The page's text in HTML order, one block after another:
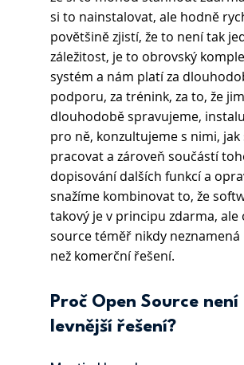
si to nainstalovat, ale hodně
povětšině zjistí, že to není tak
záležitost, je to obrovský
systém a nám platí za
podporu, za trénink, za to, že
dlouhodobě spravujeme,
pro ně, konzultujeme s nimi,
pracovat a zároveň součástí
dopisování dalších funkcí a
snažíme kombinovat to, že
takový je v principu zdarma, ale
source téměř nikdy neznamená
než komerční řešení.
Proč Open Source není
levnější řešení?